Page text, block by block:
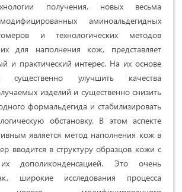
получения, новых весьма
аминоальдегидных
и технологических методов
их для наполнения кож, представляет
и практический интерес. На их основе
улучшить качества
изделий и существенно снизить
формальдегида и стабилизировать
обстановку. В этом аспекте
является метод наполнения кож в
вводится в структуру образцов кожи с
дополиконденсацией. Это очень
широкие исследования процесса